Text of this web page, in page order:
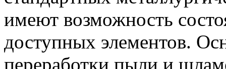
имеют возможность
доступных элементов.
переработки пыли и